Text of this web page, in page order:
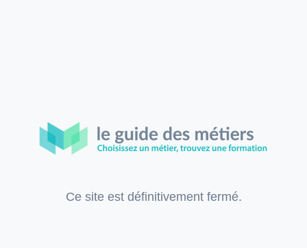
Ce site est définitivement fermé.